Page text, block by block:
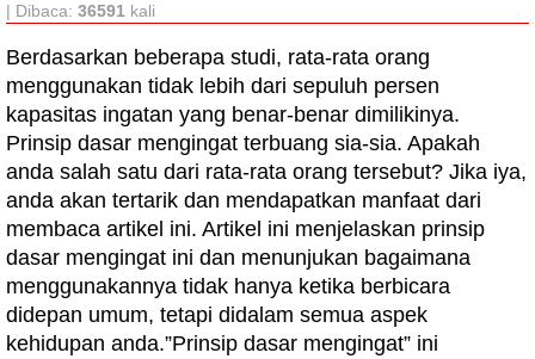
| Dibaca: 36591 kali
Berdasarkan beberapa studi, rata-rata orang
menggunakan tidak lebih dari sepuluh persen
kapasitas ingatan yang benar-benar dimilikinya.
Prinsip dasar mengingat terbuang sia-sia. Apakah
anda salah satu dari rata-rata orang tersebut? Jika iya,
anda akan tertarik dan mendapatkan manfaat dari
membaca artikel ini. Artikel ini menjelaskan prinsip
dasar mengingat ini dan menunjukan bagaimana
menggunakannya tidak hanya ketika berbicara
didepan umum, tetapi didalam semua aspek
kehidupan anda.”Prinsip dasar mengingat” ini